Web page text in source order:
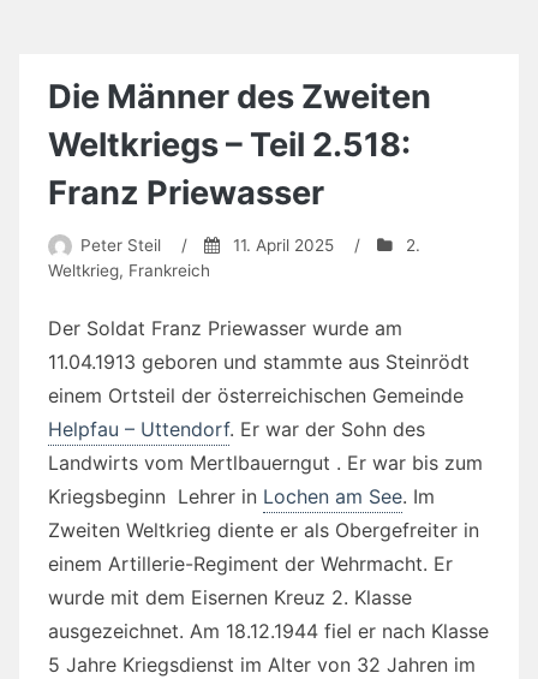
Die Männer des Zweiten
Weltkriegs – Teil 2.518:
Franz Priewasser
Peter Steil / 11. April 2025 /
2.
Weltkrieg, Frankreich
Der Soldat Franz Priewasser wurde am
11.04.1913 geboren und stammte aus Steinrödt
einem Ortsteil der österreichischen Gemeinde
Helpfau – Uttendorf. Er war der Sohn des
Landwirts vom Mertlbauerngut . Er war bis zum
Kriegsbeginn Lehrer in Lochen am See. Im
Zweiten Weltkrieg diente er als Obergefreiter in
einem Artillerie-Regiment der Wehrmacht. Er
wurde mit dem Eisernen Kreuz 2. Klasse
ausgezeichnet. Am 18.12.1944 fiel er nach Klasse
5 Jahre Kriegsdienst im Alter von 32 Jahren im